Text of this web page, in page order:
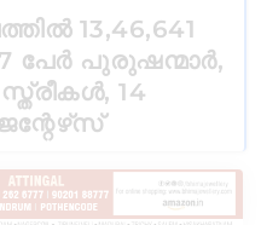
13,46,641
പേർ പുരുഷന്മാർ,
14